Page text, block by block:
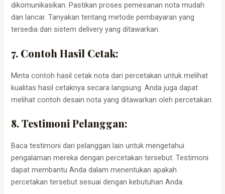
dikomunikasikan. Pastikan proses pemesanan nota mudah
dan lancar. Tanyakan tentang metode pembayaran yang
tersedia dan sistem delivery yang ditawarkan.
7. Contoh Hasil Cetak:
Minta contoh hasil cetak nota dari percetakan untuk melihat
kualitas hasil cetaknya secara langsung. Anda juga dapat
melihat contoh desain nota yang ditawarkan oleh percetakan.
8. Testimoni Pelanggan:
Baca testimoni dari pelanggan lain untuk mengetahui
pengalaman mereka dengan percetakan tersebut. Testimoni
dapat membantu Anda dalam menentukan apakah
percetakan tersebut sesuai dengan kebutuhan Anda.